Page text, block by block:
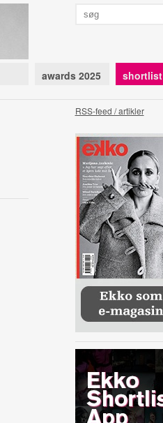
awards 2025 shortlist
RSS-feed / artikler